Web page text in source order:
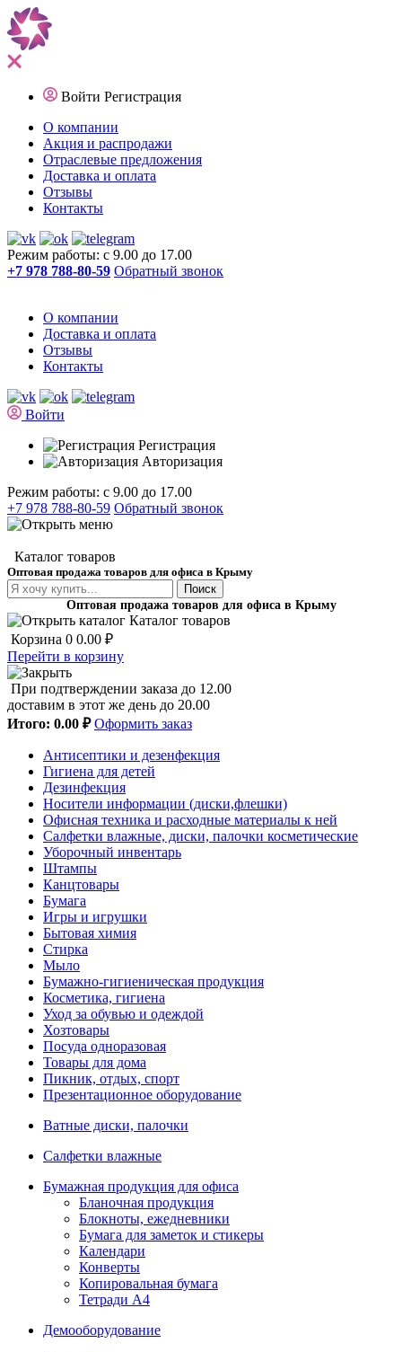
Войти Регистрация
О компании
Акция и распродажи
Отраслевые предложения
Доставка и оплата
Отзывы
Контакты
Режим работы: с 9.00 до 17.00
+7 978 788-80-59 Обратный звонок
О компании
Доставка и оплата
Отзывы
Контакты
Войти
Регистрация
Авторизация
Режим работы: с 9.00 до 17.00
+7 978 788-80-59 Обратный звонок
Каталог товаров
Оптовая продажа товаров для офиса в Крыму
Поиск
Оптовая продажа товаров для офиса в Крыму
Каталог товаров
Корзина 0 0.00 ₽
Перейти в корзину
При подтверждении заказа до 12.00
доставим в этот же день до 20.00
Итого: 0.00 ₽ Оформить заказ
Антисептики и дезенфекция
Гигиена для детей
Дезинфекция
Носители информации (диски,флешки)
Офисная техника и расходные материалы к ней
Салфетки влажные, диски, палочки косметические
Уборочный инвентарь
Штампы
Канцтовары
Бумага
Игры и игрушки
Бытовая химия
Стирка
Мыло
Бумажно-гигиеническая продукция
Косметика, гигиена
Уход за обувью и одеждой
Хозтовары
Посуда одноразовая
Товары для дома
Пикник, отдых, спорт
Презентационное оборудование
Ватные диски, палочки
Салфетки влажные
Бумажная продукция для офиса
Бланочная продукция
Блокноты, ежедневники
Бумага для заметок и стикеры
Календари
Конверты
Копировальная бумага
Тетради А4
Демооборудование